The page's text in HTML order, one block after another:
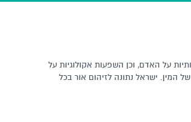
על האדם, וכן השפעות אקולוגיות על
המין. ישראל נתונה לזיהום אור בכל